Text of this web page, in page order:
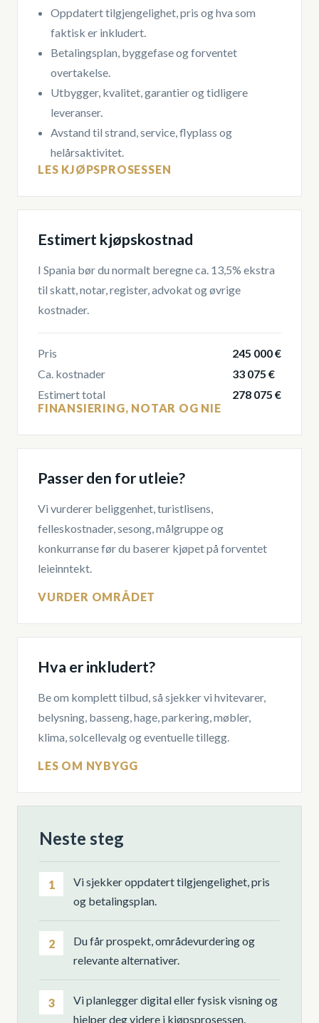
Oppdatert tilgjengelighet, pris og hva som
faktisk er inkludert.
Betalingsplan, byggefase og forventet
overtakelse.
Utbygger, kvalitet, garantier og tidligere
leveranser.
Avstand til strand, service, flyplass og
helårsaktivitet.
LES KJØPSPROSESSEN
Estimert kjøpskostnad
I Spania bør du normalt beregne ca. 13,5% ekstra
til skatt, notar, register, advokat og øvrige
kostnader.
Pris
245 000 €
Ca. kostnader
33 075 €
Estimert total
278 075 €
FINANSIERING, NOTAR OG NIE
Passer den for utleie?
Vi vurderer beliggenhet, turistlisens,
felleskostnader, sesong, målgruppe og
konkurranse før du baserer kjøpet på forventet
leieinntekt.
VURDER OMRÅDET
Hva er inkludert?
Be om komplett tilbud, så sjekker vi hvitevarer,
belysning, basseng, hage, parkering, møbler,
klima, solcellevalg og eventuelle tillegg.
LES OM NYBYGG
Neste steg
1
Vi sjekker oppdatert tilgjengelighet, pris
og betalingsplan.
2
Du får prospekt, områdevurdering og
relevante alternativer.
3
Vi planlegger digital eller fysisk visning og
hjelper deg videre i kjøpsprosessen.